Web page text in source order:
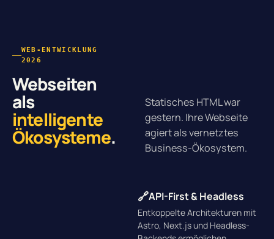
WEB-ENTWICKLUNG
2026
Webseiten
als
intelligente
Ökosysteme.
Statisches HTML war
gestern. Ihre Webseite
agiert als vernetztes
Business-Ökosystem.
🔗API-First & Headless
Entkoppelte Architekturen mit
Astro, Next.js und Headless-